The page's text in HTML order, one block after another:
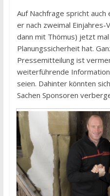
Auf Nachfrage spricht
er nach zweimal
dann mit Thömus) jetzt
Planungssicherheit hat.
Pressemitteilung ist
weiterführende
seien. Dahinter könnten
Sachen Sponsoren